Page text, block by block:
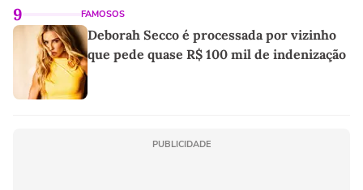
9 FAMOSOS
Deborah Secco é processada por vizinho
que pede quase R$ 100 mil de indenização
PUBLICIDADE